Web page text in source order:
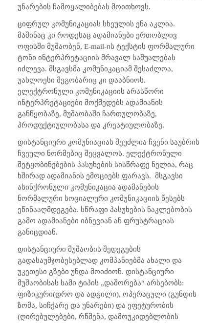
უნარების ჩამოყალიბებას მოითხოვს.
ციფრულ კომუნიკაციას სხეულის ენა აკლია.
მაშინაც კი როდესაც ადამიანები ერთობლივ
ოფისში მუშაობენ, E-mail-ის ტექსტის ფორმალური
ტონი ინტერპრეტაციის მრავალ საშუალებას
იძლევა. მსგავსმა კომუნიკაციამ შესაძლოა,
უახლოესი მეგობარიც კი დააბნიოს.
ელექტრონული კომუნიკაციის არასწორი
ინტერპრეტაციები მოქმედებს ადამიანის
განწყობაზე, მუშაობაში ჩართულობაზე,
პროდუქტიულობასა და კრეატიულობაზე.
დისტანციური კომუნიაციას შეუძლია ჩვენი საუბრის
ჩვეული ნორმებიც შეცვალოს. ელექტრონული
შეტყობინებების პასუხების სისწრაფე ნელია, რაც
ხშირად ადამიანის ემოციებს ფარავს. მსგავსი
ასინქრონული კომუნიკაცია ადამანების
ნორმალური სოციალური კომუნიკაციის წესებს
ეწინააღმდეგება. სწრაფი პასუხების ნაკლებობის
გამო ადამიანები იბნევიან ან ფრუსტრაციას
განიცდიან.
დისტანციური მუშაობის შედეგების
გადასაუმჯობესებლად კომპანიებმა ახალი და
უკეთესი გზები უნდა მოიძიონ. დისტანციური
მუშაობისას სამი ტიპის „დაშორება“ არსებობს:
ფიზიკური(დრო და ადგილი), ოპერაცული (გუნდის
ზომა, სიჩქარე და უნარები) და ეფეტურობის
(ღირებულებები, რწმენა, დამოუკიდებლობის